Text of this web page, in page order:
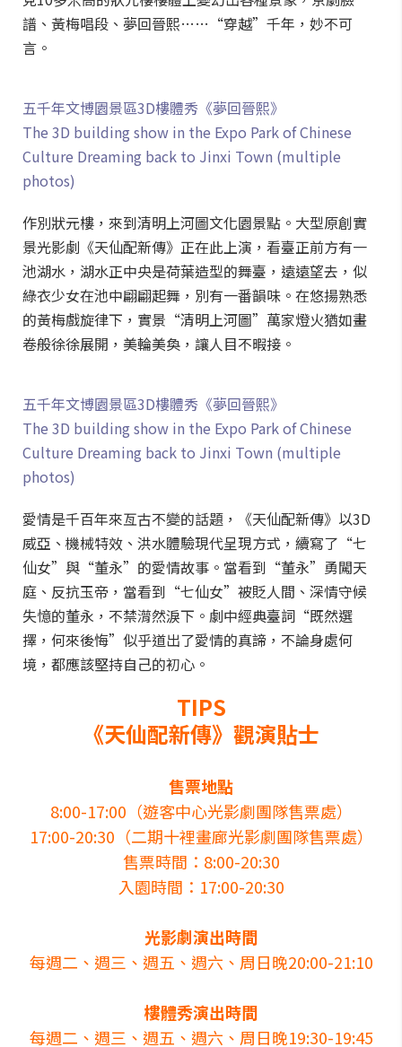
譜、黃梅唱段、夢回晉熙……“穿越”千年，妙不可
言。
五千年文博園景區3D樓體秀《夢回晉熙》
The 3D building show in the Expo Park of Chinese
Culture Dreaming back to Jinxi Town (multiple
photos)
作別狀元樓，來到清明上河圖文化園景點。大型原創實
景光影劇《天仙配新傳》正在此上演，看臺正前方有一
池湖水，湖水正中央是荷葉造型的舞臺，遠遠望去，似
綠衣少女在池中翩翩起舞，別有一番韻味。在悠揚熟悉
的黃梅戲旋律下，實景“清明上河圖”萬家燈火猶如畫
卷般徐徐展開，美輪美奐，讓人目不暇接。
五千年文博園景區3D樓體秀《夢回晉熙》
The 3D building show in the Expo Park of Chinese
Culture Dreaming back to Jinxi Town (multiple
photos)
愛情是千百年來亙古不變的話題，《天仙配新傳》以3D
威亞、機械特效、洪水體驗現代呈現方式，續寫了“七
仙女”與“董永”的愛情故事。當看到“董永”勇闖天
庭、反抗玉帝，當看到“七仙女”被貶人間、深情守候
失憶的董永，不禁潸然淚下。劇中經典臺詞“既然選
擇，何來後悔”似乎道出了愛情的真諦，不論身處何
境，都應該堅持自己的初心。
TIPS
《天仙配新傳》觀演貼士
售票地點
8:00-17:00（遊客中心光影劇團隊售票處）
17:00-20:30（二期十裡畫廊光影劇團隊售票處）
售票時間：8:00-20:30
入園時間：17:00-20:30
光影劇演出時間
每週二、週三、週五、週六、周日晚20:00-21:10
樓體秀演出時間
每週二、週三、週五、週六、周日晚19:30-19:45